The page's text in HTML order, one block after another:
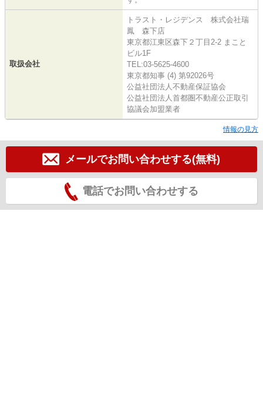
取扱会社
トラスト・レジデンス 株式会社瑞
鳳 森下店
東京都江東区森下２丁目2-2 まこと
ビル1F
TEL:03-5625-4600
東京都知事 (4) 第92026号
公益社団法人不動産保証協会
公益社団法人首都圏不動産公正取引
協議会加盟業者
情報の見方
メールでお問い合わせする(無料)
電話でお問い合わせする